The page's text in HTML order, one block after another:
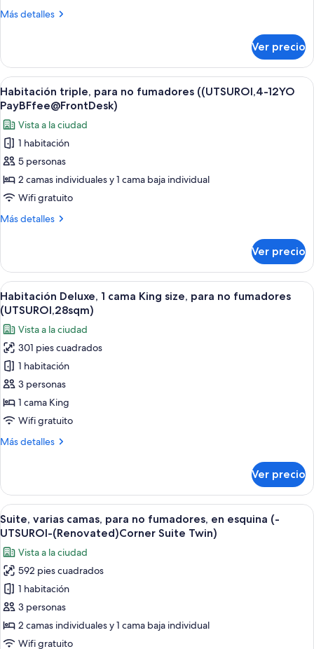
individuales,
fumadores
(UTSUROI,4-
12YO
PayBFfee@FrontDesk)
Más detalles
Más
estándar
con
2
camas
individuales,
para
no
fumadores
(UTSUROI,4-
12YO
Ver precio
Abrir
todas
las
fotos
de
Habitación
triple,
para
no
12YO
PayBFfee@FrontDesk)
Habitación de hotel con dos camas,
6
Habitación triple, para no fumadores ((UTSUROI,4-12YO
PayBFfee@FrontDesk)
Vista a la ciudad
1 habitación
5 personas
2 camas individuales y 1 cama baja individual
Wifi gratuito
Más detalles
Más
triple,
para
no
fumadores
((UTSUROI,4-
12YO
PayBFfee@FrontDesk)
Ver precio
Abrir
todas
las
fotos
de
Habitación
Deluxe,
1
cama
size,
fumadores
(UTSUROI,28sqm)
Habitación de hotel con cama, sofá,
4
Habitación Deluxe, 1 cama King size, para no fumadores
(UTSUROI,28sqm)
Vista a la ciudad
301 pies cuadrados
1 habitación
3 personas
1 cama King
Wifi gratuito
Más detalles
Más
Deluxe,
cama
King
para
no
fumadores
(UTSUROI,28sqm)
Ver precio
Abrir
todas
las
fotos
de
Suite,
varias
camas,
para
Una sala de estar moderna con
6
Suite, varias camas, para no fumadores, en esquina (-
UTSUROI-(Renovated)Corner Suite Twin)
Vista a la ciudad
592 pies cuadrados
1 habitación
3 personas
2 camas individuales y 1 cama baja individual
Wifi gratuito